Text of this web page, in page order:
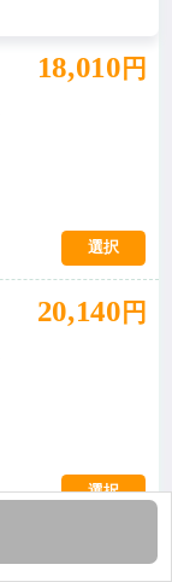
18,010 円
選択
20,140 円
選択